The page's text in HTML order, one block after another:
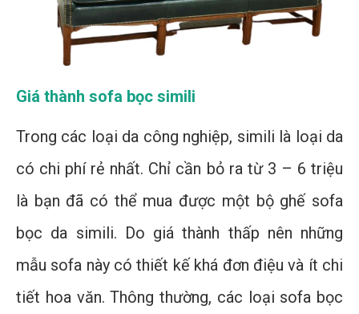
Giá thành sofa bọc simili
Trong các loại da công nghiệp, simili là loại da
có chi phí rẻ nhất. Chỉ cần bỏ ra từ 3 – 6 triệu
là bạn đã có thể mua được một bộ ghế sofa
bọc da simili. Do giá thành thấp nên những
mẫu sofa này có thiết kế khá đơn điệu và ít chi
tiết hoa văn. Thông thường, các loại sofa bọc